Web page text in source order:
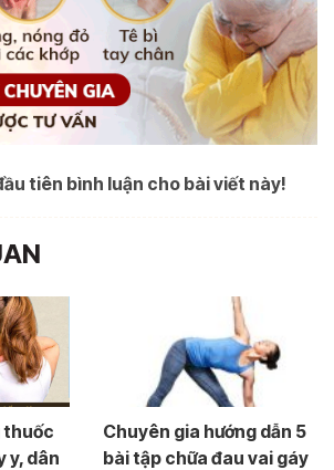
tiên bình luận cho bài viết này!
thuốc
y, dân
Chuyên gia hướng dẫn 5
bài tập chữa đau vai gáy